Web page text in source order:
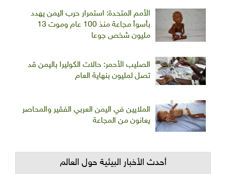
الأمم المتحدة: استمرار حرب اليمن يهدد
بأسوأ مجاعة منذ 100 عام وموت 13
مليون شخص جوعا
الصليب الأحمر: حالات الكوليرا باليمن قد
تصل لمليون بنهاية العام
الملايين في اليمن العربي الفقير والمحاصر
يعانون من المجاعة
أحدث الأخبار البيئية حول العالم